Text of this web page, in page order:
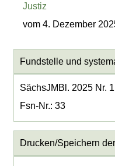
Justiz
vom 4. Dezember
Fundstelle und
SächsJMBl. 2025 Nr.
Fsn-Nr.: 33
Drucken/Speichern